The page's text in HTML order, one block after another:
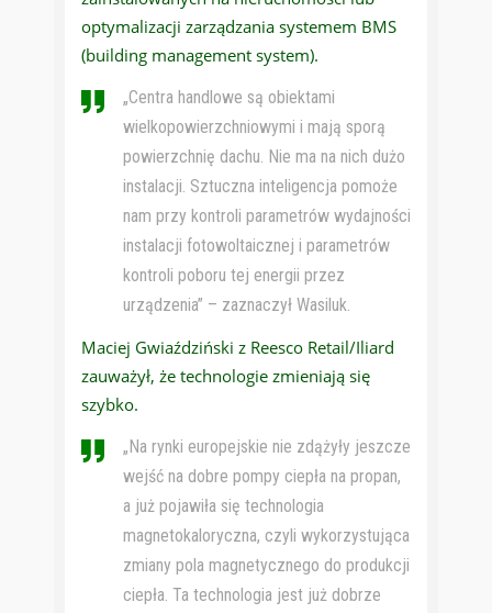
optymalizacji zarządzania systemem BMS
(building management system).
„Centra handlowe są obiektami
wielkopowierzchniowymi i mają sporą
powierzchnię dachu. Nie ma na nich dużo
instalacji. Sztuczna inteligencja pomoże
nam przy kontroli parametrów wydajności
instalacji fotowoltaicznej i parametrów
kontroli poboru tej energii przez
urządzenia” – zaznaczył Wasiluk.
Maciej Gwiaździński z Reesco Retail/Iliard
zauważył, że technologie zmieniają się
szybko.
„Na rynki europejskie nie zdążyły jeszcze
wejść na dobre pompy ciepła na propan,
a już pojawiła się technologia
magnetokaloryczna, czyli wykorzystująca
zmiany pola magnetycznego do produkcji
ciepła. Ta technologia jest już dobrze